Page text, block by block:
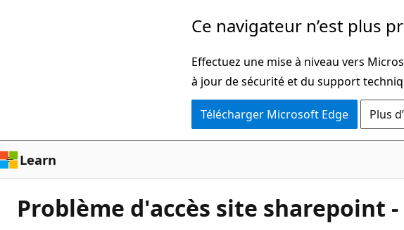
Ce navigateur n’est plus
Effectuez une mise à niveau vers
à jour de sécurité et du support
Télécharger Microsoft Edge Plus
Learn
Problème d'accès site